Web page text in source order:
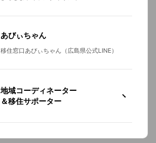
あびぃちゃん
移住窓口あびぃちゃん（広島県公式LINE）
地域コーディネーター
＆移住サポーター